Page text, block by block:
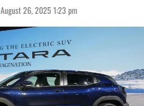
August 26, 2025 1:23 pm